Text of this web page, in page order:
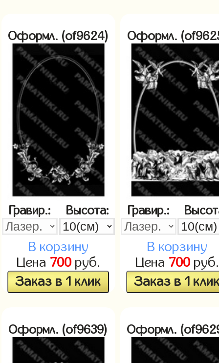
Оформл. (of9624)
Гравир.: Высота:
В корзину
Цена 700руб.
Заказ в 1 клик
Оформл.
Гравир.:
В корзину
Цена 700руб.
Заказ в 1
Оформл. (of9639) Оформл.